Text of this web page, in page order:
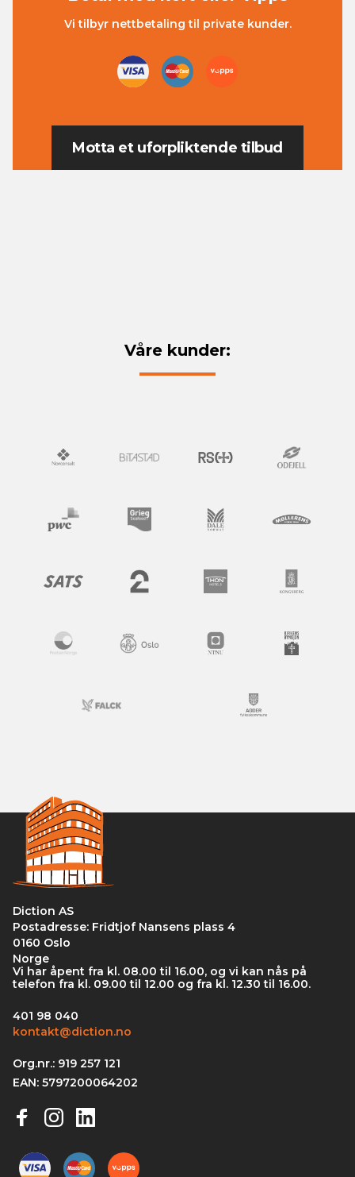
Vi tilbyr nettbetaling til private kunder.
Motta et uforpliktende tilbud
Våre kunder:
Diction AS
Postadresse: Fridtjof Nansens plass 4
0160 Oslo
Norge
Vi har åpent fra kl. 08.00 til 16.00, og vi kan nås på
telefon fra kl. 09.00 til 12.00 og fra kl. 12.30 til 16.00.
401 98 040
kontakt@diction.no
Org.nr.: 919 257 121
EAN: 5797200064202